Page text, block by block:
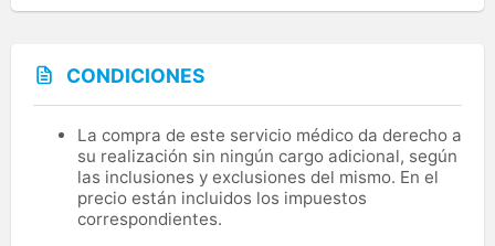
CONDICIONES
La compra de este servicio médico da derecho a
su realización sin ningún cargo adicional, según
las inclusiones y exclusiones del mismo. En el
precio están incluidos los impuestos
correspondientes.